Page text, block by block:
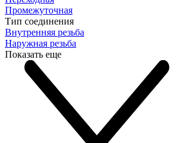
Промежуточная
Тип соединения
Внутренняя резьба
Наружная резьба
Показать еще